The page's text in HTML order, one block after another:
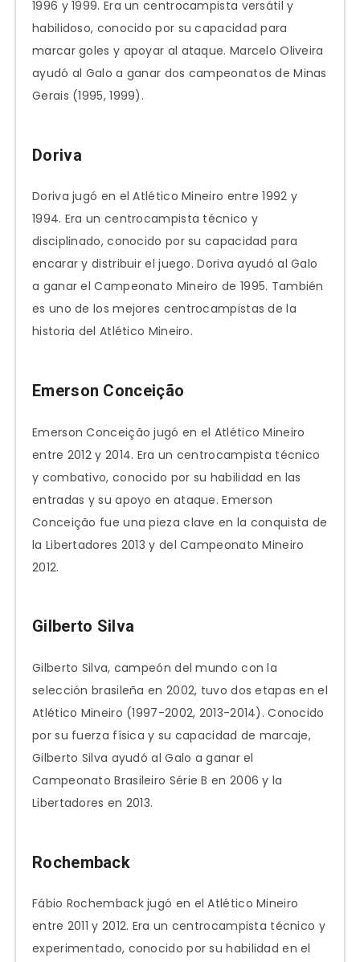
1996 y 1999. Era un centrocampista versátil y
habilidoso, conocido por su capacidad para
marcar goles y apoyar al ataque. Marcelo Oliveira
ayudó al Galo a ganar dos campeonatos de Minas
Gerais (1995, 1999).
Doriva
Doriva jugó en el Atlético Mineiro entre 1992 y
1994. Era un centrocampista técnico y
disciplinado, conocido por su capacidad para
encarar y distribuir el juego. Doriva ayudó al Galo
a ganar el Campeonato Mineiro de 1995. También
es uno de los mejores centrocampistas de la
historia del Atlético Mineiro.
Emerson Conceição
Emerson Conceição jugó en el Atlético Mineiro
entre 2012 y 2014. Era un centrocampista técnico
y combativo, conocido por su habilidad en las
entradas y su apoyo en ataque. Emerson
Conceição fue una pieza clave en la conquista de
la Libertadores 2013 y del Campeonato Mineiro
2012.
Gilberto Silva
Gilberto Silva, campeón del mundo con la
selección brasileña en 2002, tuvo dos etapas en el
Atlético Mineiro (1997-2002, 2013-2014). Conocido
por su fuerza física y su capacidad de marcaje,
Gilberto Silva ayudó al Galo a ganar el
Campeonato Brasileiro Série B en 2006 y la
Libertadores en 2013.
Rochemback
Fábio Rochemback jugó en el Atlético Mineiro
entre 2011 y 2012. Era un centrocampista técnico y
experimentado, conocido por su habilidad en el